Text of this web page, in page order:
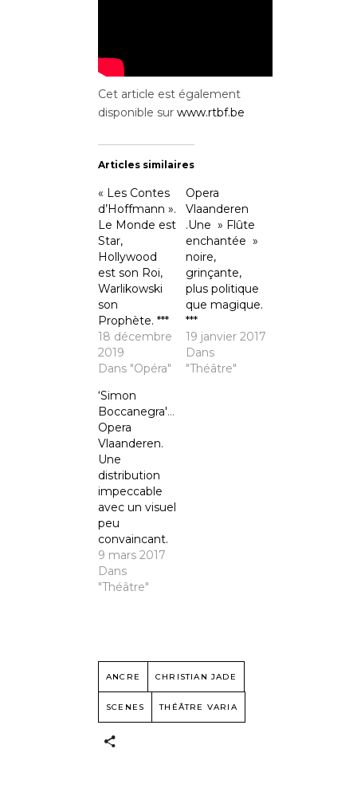
Cet article est également
disponible sur www.rtbf.be
Articles similaires
« Les Contes
d’Hoffmann ».
Le Monde est
Star,
Hollywood
est son Roi,
Warlikowski
son
Prophète. ***
18 décembre
2019
Dans "Opéra"
Opera
Vlaanderen
.Une » Flûte
enchantée »
noire,
grinçante,
plus politique
que magique.
***
19 janvier 2017
Dans
"Théâtre"
‘Simon
Boccanegra'(Verdi).
Opera
Vlaanderen.
Une
distribution
impeccable
avec un visuel
peu
convaincant.
9 mars 2017
Dans
"Théâtre"
ANCRE CHRISTIAN JADE
SCENES THÉÂTRE VARIA